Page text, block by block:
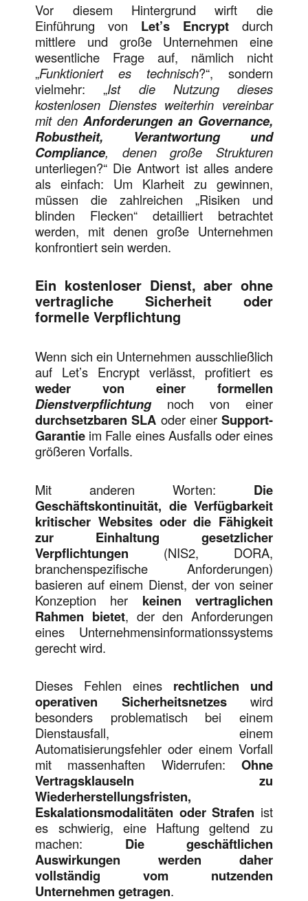
Vor diesem Hintergrund wirft die
Einführung von Let’s Encryptdurch
mittlere und große Unternehmen eine
wesentliche Frage auf, nämlich nicht
„Funktioniert es technisch?“, sondern
vielmehr: „Ist die Nutzung dieses
kostenlosen Dienstes weiterhin vereinbar
mit den Anforderungen an Governance,
Robustheit, Verantwortung und
Compliance, denen große Strukturen
unterliegen?“ Die Antwort ist alles andere
als einfach: Um Klarheit zu gewinnen,
müssen die zahlreichen „Risiken und
blinden Flecken“ detailliert betrachtet
werden, mit denen große Unternehmen
konfrontiert sein werden.
Ein kostenloser Dienst, aber ohne
vertragliche Sicherheit oder
formelle Verpflichtung
Wenn sich ein Unternehmen ausschließlich
auf Let’s Encrypt verlässt, profitiert es
weder von einer
formellen
Dienstverpflichtungnoch von einer
durchsetzbaren SLA oder einer Support-
Garantie im Falle eines Ausfalls oder eines
größeren Vorfalls.
Mit anderen Worten: Die
Geschäftskontinuität, die Verfügbarkeit
kritischer Websites oder die Fähigkeit
zur Einhaltung gesetzlicher
Verpflichtungen (NIS2, DORA,
branchenspezifische Anforderungen)
basieren auf einem Dienst, der von seiner
Konzeption her keinen vertraglichen
Rahmen bietet, der den Anforderungen
eines Unternehmensinformationssystems
gerecht wird.
Dieses Fehlen eines rechtlichen und
operativen Sicherheitsnetzeswird
besonders problematisch bei einem
Dienstausfall, einem
Automatisierungsfehler oder einem Vorfall
mit massenhaften Widerrufen: Ohne
Vertragsklauseln zu
Wiederherstellungsfristen,
Eskalationsmodalitäten oder Strafen ist
es schwierig, eine Haftung geltend zu
machen: Die geschäftlichen
Auswirkungen werden daher
vollständig vom nutzenden
Unternehmen getragen.